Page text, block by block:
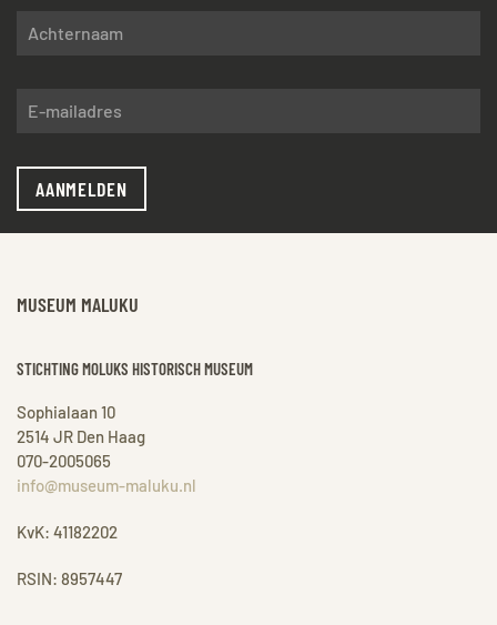
AANMELDEN
MUSEUM MALUKU
STICHTING MOLUKS HISTORISCH MUSEUM
Sophialaan 10
2514 JR Den Haag
070-2005065
info@museum-maluku.nl
KvK: 41182202
RSIN: 8957447